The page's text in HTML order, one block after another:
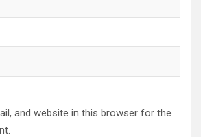
and website in this browser for the